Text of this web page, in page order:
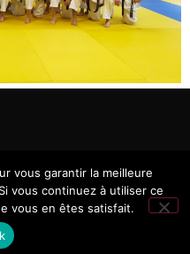
Ecole d’Arts Martiaux –
vous garantir la meilleure
vous continuez à utiliser ce
vous en êtes satisfait.